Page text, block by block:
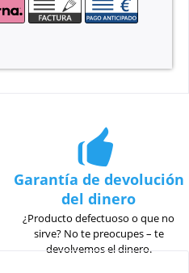
Garantía de devolución
del dinero
¿Producto defectuoso o que no
sirve? No te preocupes – te
devolvemos el dinero.